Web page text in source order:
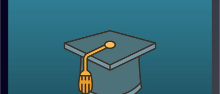
בפרקים הקרובים של אקדמיקס אצלול לכמה מסוגיות
חוקתיות אלו ויחד עם פרופ' רבקה ווייל, מרצה וחוקרת של
משפט חוקתי, ציבורי והשוואתי, אקיים שיחה אקדמית בגובה
העיניים על הנושאים שבערו בבחירות האחרונות ומשפיעים על